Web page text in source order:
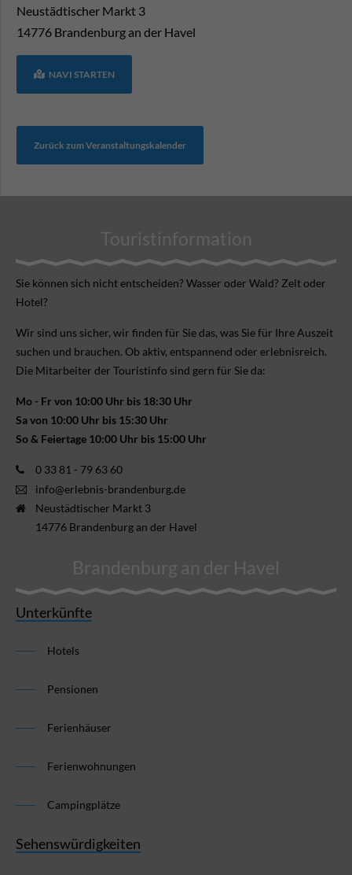
Neustädtischer Markt 3
14776 Brandenburg an der Havel
NAVI STARTEN
Zurück zum Veranstaltungskalender
Touristinformation
Sie können sich nicht ent­scheiden? Wasser oder Wald? Zelt oder
Hotel?
Wir sind uns sicher, wir finden für Sie das, was Sie für Ihre Aus­zeit
suchen und brauchen. Ob aktiv, ent­spannend oder erlebnis­reich.
Die Mitarbeiter der Touristinfo sind gern für Sie da:
Mo - Fr von 10:00 Uhr bis 18:30 Uhr
Sa von 10:00 Uhr bis 15:30 Uhr
So & Feiertage 10:00 Uhr bis 15:00 Uhr
0 33 81 - 79 63 60
info@erlebnis-brandenburg.de
Neustädtischer Markt 3
14776 Brandenburg an der Havel
Brandenburg an der Havel
Unterkünfte
Hotels
Pensionen
Ferienhäuser
Ferienwohnungen
Campingplätze
Sehenswürdigkeiten